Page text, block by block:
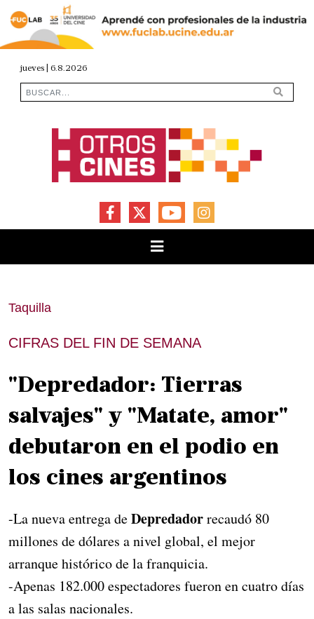
jueves | 6.8.2026
FACEBOOKYOUTUBEINSTAGRAM
Taquilla
CIFRAS DEL FIN DE SEMANA
"Depredador: Tierras
salvajes" y "Matate, amor"
debutaron en el podio en
los cines argentinos
-La nueva entrega deDepredadorrecaudó 80
millones de dólares a nivel global, el mejor
arranque histórico de la franquicia.
-Apenas 182.000 espectadores fueron en cuatro días
a las salas nacionales.